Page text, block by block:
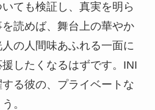
ても検証し、真実を明ら
読めば、舞台上の華やか
の人間味あふれる一面に
したくなるはずです。INI
る彼の、プライベートな
。